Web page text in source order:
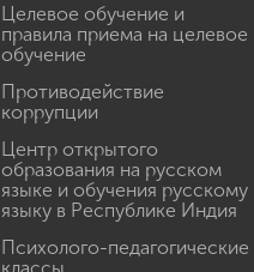
Целевое обучение и
правила приема на целевое
обучение
Противодействие
коррупции
Центр открытого
образования на русском
языке и обучения русскому
языку в Республике Индия
Психолого-педагогические
классы